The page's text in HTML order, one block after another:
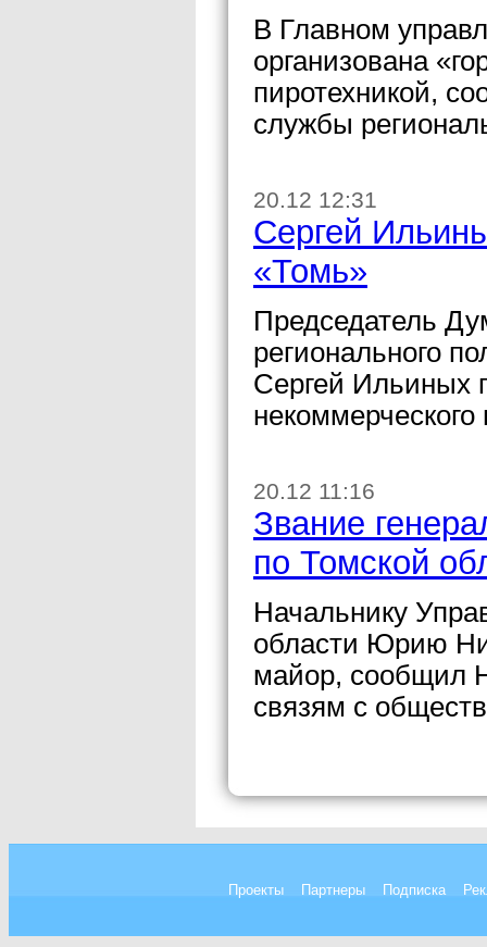
В Главном
организована
пиротехникой,
службы
20.12 12:31
Сергей
«Томь»
Председатель
регионального
Сергей Ильиных
20.12 11:16
Звание
по Томской
Начальнику
области Юрию
майор, сообщил
связям с
Проекты Партнеры Подписка